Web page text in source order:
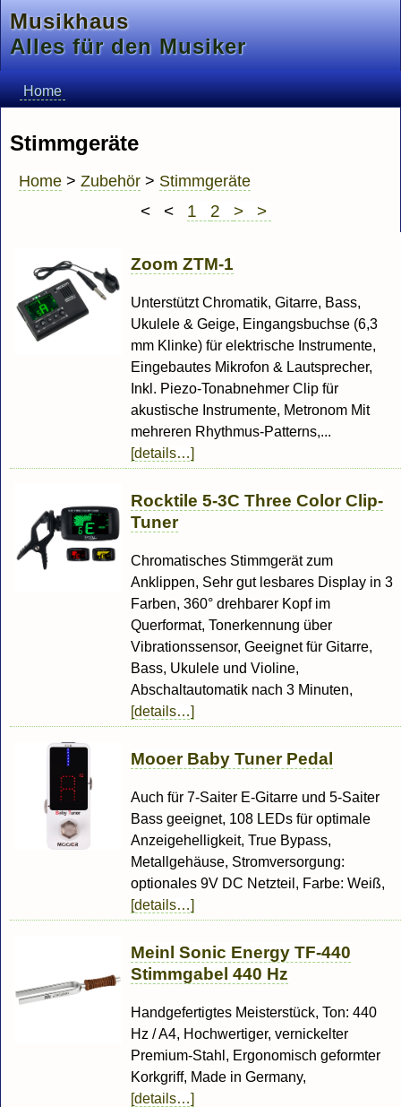
Musikhaus
Alles für den Musiker
Home
Stimmgeräte
Home > Zubehör > Stimmgeräte
< < 1 2 > >
Zoom ZTM-1
Unterstützt Chromatik, Gitarre, Bass,
Ukulele & Geige, Eingangsbuchse (6,3
mm Klinke) für elektrische Instrumente,
Eingebautes Mikrofon & Lautsprecher,
Inkl. Piezo-Tonabnehmer Clip für
akustische Instrumente, Metronom Mit
mehreren Rhythmus-Patterns,...
[details…]
Rocktile 5-3C Three Color Clip-
Tuner
Chromatisches Stimmgerät zum
Anklippen, Sehr gut lesbares Display in 3
Farben, 360° drehbarer Kopf im
Querformat, Tonerkennung über
Vibrationssensor, Geeignet für Gitarre,
Bass, Ukulele und Violine,
Abschaltautomatik nach 3 Minuten,
[details…]
Mooer Baby Tuner Pedal
Auch für 7-Saiter E-Gitarre und 5-Saiter
Bass geeignet, 108 LEDs für optimale
Anzeigehelligkeit, True Bypass,
Metallgehäuse, Stromversorgung:
optionales 9V DC Netzteil, Farbe: Weiß,
[details…]
Meinl Sonic Energy TF-440
Stimmgabel 440 Hz
Handgefertigtes Meisterstück, Ton: 440
Hz / A4, Hochwertiger, vernickelter
Premium-Stahl, Ergonomisch geformter
Korkgriff, Made in Germany,
[details…]